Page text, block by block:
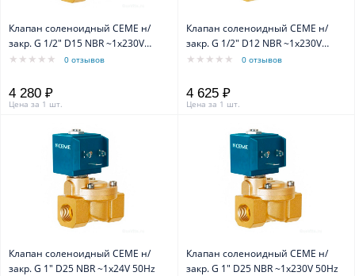
Клапан соленоидный CEME н/
закр. G 1/2" D15 NBR ~1x230V
50Hz
0 отзывов
4 280 ₽
Цена за 1 шт.
Клапан соленоидный CEME н/
закр. G 1/2" D12 NBR ~1x230V
50Hz
0 отзывов
4 625 ₽
Цена за 1 шт.
Клапан соленоидный CEME н/
закр. G 1" D25 NBR ~1x24V 50Hz
Клапан соленоидный CEME н/
закр. G 1" D25 NBR ~1x230V 50Hz